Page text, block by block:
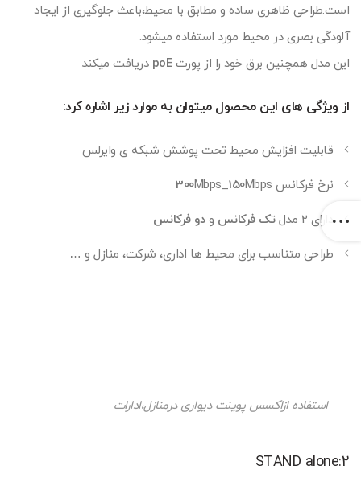
است.طراحی ظاهری ساده و مطابق با محیط،باعث جلوگیری از ایجاد
آلودگی بصری در محیط مورد استفاده میشود.
این مدل همچنین برق خود را از پورتpoE دریافت میکند
از ویژگی های این محصول میتوان به موارد زیر اشاره کرد:
قابلیت افزایش محیط تحت پوشش شبکه ی وایرلس
نرخ فرکانس 300Mbps_150Mbps
دارای 2 مدل تک فرکانس ودو فرکانس
طراحی متناسب برای محیط ها اداری، شرکت، منازل و …
استفاده ازاکسس پوینت دیواری درمنازل،ادارات
2:STAND alone